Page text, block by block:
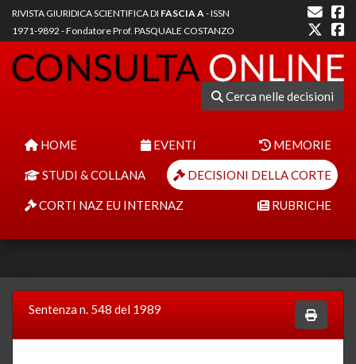
RIVISTA GIURIDICA SCIENTIFICA DI FASCIA A- ISSN
1971-9892 - Fondatore Prof. PASQUALE COSTANZO
Cerca nelle decisioni
HOME EVENTI MEMORIE
STUDI & COLLANA DECISIONI DELLA CORTE
CORTI NAZ EU INTERNAZ RUBRICHE
Sentenza n. 548 del 1989